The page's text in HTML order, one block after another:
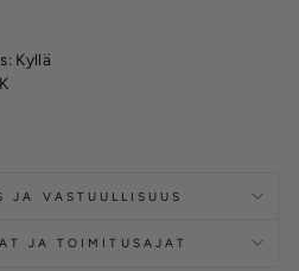
Kyllä
JA VASTUULLISUUS
JA TOIMITUSAJAT